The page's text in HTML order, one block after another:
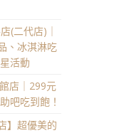
(二代店)｜
、冰淇淋吃
活動
店｜299元
吧吃到飽！
】超優美的